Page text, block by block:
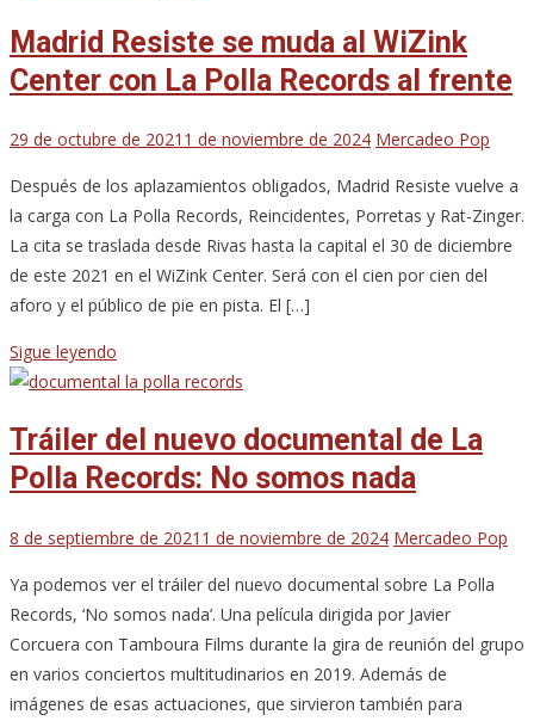
Madrid Resiste se muda al WiZink
Center con La Polla Records al frente
29 de octubre de 2021 1 de noviembre de 2024 Mercadeo Pop
Después de los aplazamientos obligados, Madrid Resiste vuelve a
la carga con La Polla Records, Reincidentes, Porretas y Rat-Zinger.
La cita se traslada desde Rivas hasta la capital el 30 de diciembre
de este 2021 en el WiZink Center. Será con el cien por cien del
aforo y el público de pie en pista. El […]
Sigue leyendo
Tráiler del nuevo documental de La
Polla Records: No somos nada
8 de septiembre de 2021 1 de noviembre de 2024 Mercadeo Pop
Ya podemos ver el tráiler del nuevo documental sobre La Polla
Records, ‘No somos nada’. Una película dirigida por Javier
Corcuera con Tamboura Films durante la gira de reunión del grupo
en varios conciertos multitudinarios en 2019. Además de
imágenes de esas actuaciones, que sirvieron también para